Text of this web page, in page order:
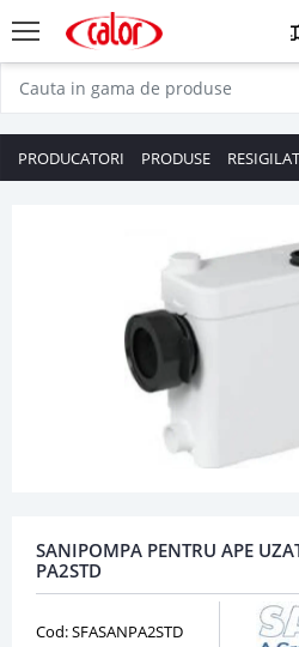
PRODUCATORI PRODUSE
SANIPOMPA PENTRU APE
PA2STD
Cod: SFASANPA2STD